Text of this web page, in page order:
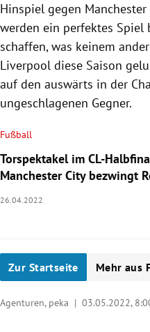
Hinspiel gegen
werden ein perfektes Spiel
schaffen, was keinem
Liverpool diese Saison
auf den auswärts in der
ungeschlagenen Gegner.
Fußball
Torspektakel im CL-
Manchester City bezwingt
26.04.2022
Zur Startseite Mehr aus
Agenturen, peka | 03.05.2022,